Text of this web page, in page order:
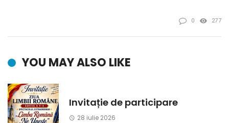
0 277
YOU MAY ALSO LIKE
Invitație de participare
28 iulie 2026